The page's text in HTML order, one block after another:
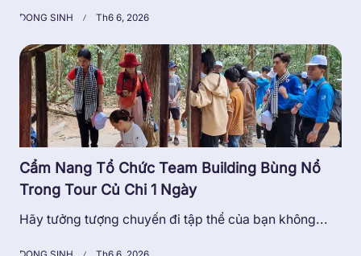
DONG SINH Th6 6, 2026
Cẩm Nang Tổ Chức Team Building Bùng Nổ
Trong Tour Củ Chi 1 Ngày
Hãy tưởng tượng chuyến đi tập thể của bạn không...